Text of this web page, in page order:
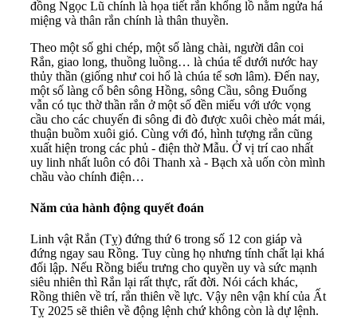
đồng Ngọc Lũ chính là họa tiết rắn khổng lồ nằm ngửa há
miệng và thân rắn chính là thân thuyền.
Theo một số ghi chép, một số làng chài, người dân coi
Rắn, giao long, thuồng luồng… là chúa tể dưới nước hay
thủy thần (giống như coi hổ là chúa tể sơn lâm). Đến nay,
một số làng cổ bên sông Hồng, sông Cầu, sông Đuống
vẫn có tục thờ thần rắn ở một số đền miếu với ước vọng
cầu cho các chuyến đi sông đi đò được xuôi chèo mát mái,
thuận buồm xuôi gió. Cùng với đó, hình tượng rắn cũng
xuất hiện trong các phủ - điện thờ Mẫu. Ở vị trí cao nhất
uy linh nhất luôn có đôi Thanh xà - Bạch xà uốn còn mình
chầu vào chính điện…
Năm của hành động quyết đoán
Linh vật Rắn (Tỵ) đứng thứ 6 trong số 12 con giáp và
đứng ngay sau Rồng. Tuy cùng họ nhưng tính chất lại khá
đối lập. Nếu Rồng biểu trưng cho quyền uy và sức mạnh
siêu nhiên thì Rắn lại rất thực, rất đời. Nói cách khác,
Rồng thiên về trí, rắn thiên về lực. Vậy nên vận khí của Ất
Tỵ 2025 sẽ thiên về động lệnh chứ không còn là dự lệnh.